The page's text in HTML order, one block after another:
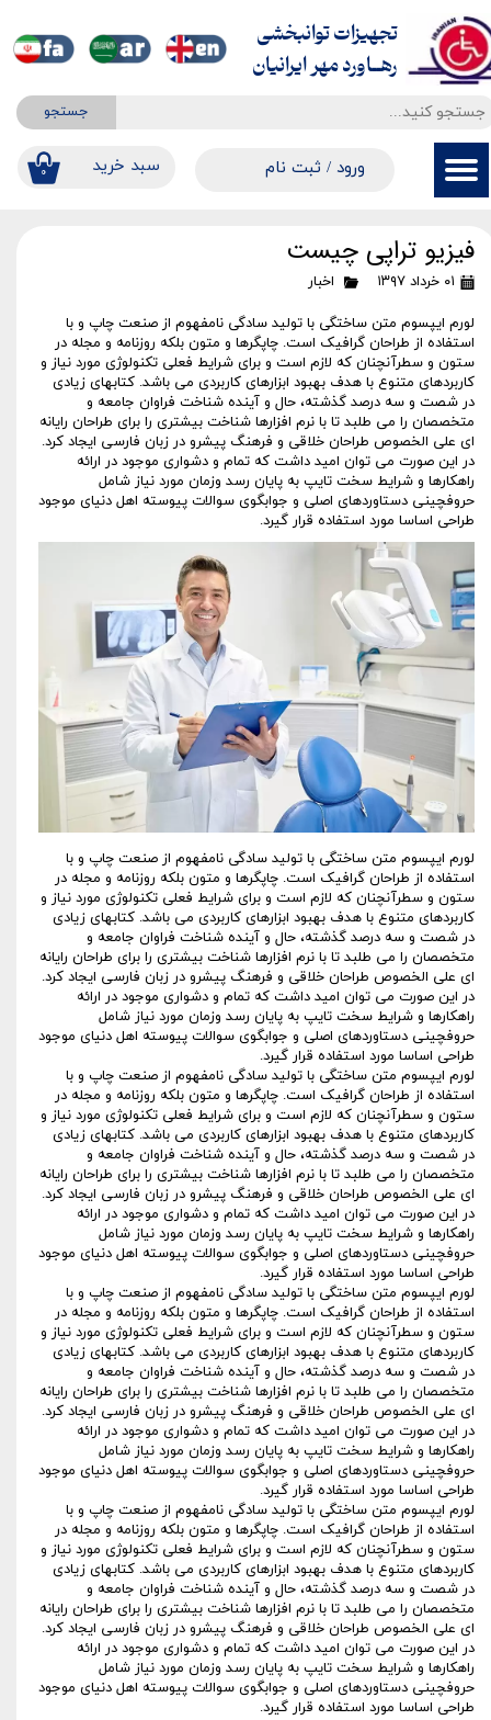
جستجو
۰ ​​سبد خرید ورود / ثبت نام
حساب کاربری من
سفارشات
خروج از حساب کاربری
تجهیزات توانبخشی
​​​​​​​رهــاورد مهر ایرانیان
فیزیو تراپی چیست
۰۱ خرداد ۱۳۹۷ اخبار
لورم ایپسوم متن ساختگی با تولید سادگی نامفهوم از صنعت چاپ و با
استفاده از طراحان گرافیک است. چاپگرها و متون بلکه روزنامه و مجله در
ستون و سطرآنچنان که لازم است و برای شرایط فعلی تکنولوژی مورد نیاز و
کاربردهای متنوع با هدف بهبود ابزارهای کاربردی می باشد. کتابهای زیادی
در شصت و سه درصد گذشته، حال و آینده شناخت فراوان جامعه و
متخصصان را می طلبد تا با نرم افزارها شناخت بیشتری را برای طراحان رایانه
ای علی الخصوص طراحان خلاقی و فرهنگ پیشرو در زبان فارسی ایجاد کرد.
در این صورت می توان امید داشت که تمام و دشواری موجود در ارائه
راهکارها و شرایط سخت تایپ به پایان رسد وزمان مورد نیاز شامل
حروفچینی دستاوردهای اصلی و جوابگوی سوالات پیوسته اهل دنیای موجود
طراحی اساسا مورد استفاده قرار گیرد.
لورم ایپسوم متن ساختگی با تولید سادگی نامفهوم از صنعت چاپ و با
استفاده از طراحان گرافیک است. چاپگرها و متون بلکه روزنامه و مجله در
ستون و سطرآنچنان که لازم است و برای شرایط فعلی تکنولوژی مورد نیاز و
کاربردهای متنوع با هدف بهبود ابزارهای کاربردی می باشد. کتابهای زیادی
در شصت و سه درصد گذشته، حال و آینده شناخت فراوان جامعه و
متخصصان را می طلبد تا با نرم افزارها شناخت بیشتری را برای طراحان رایانه
ای علی الخصوص طراحان خلاقی و فرهنگ پیشرو در زبان فارسی ایجاد کرد.
در این صورت می توان امید داشت که تمام و دشواری موجود در ارائه
راهکارها و شرایط سخت تایپ به پایان رسد وزمان مورد نیاز شامل
حروفچینی دستاوردهای اصلی و جوابگوی سوالات پیوسته اهل دنیای موجود
طراحی اساسا مورد استفاده قرار گیرد.
لورم ایپسوم متن ساختگی با تولید سادگی نامفهوم از صنعت چاپ و با
استفاده از طراحان گرافیک است. چاپگرها و متون بلکه روزنامه و مجله در
ستون و سطرآنچنان که لازم است و برای شرایط فعلی تکنولوژی مورد نیاز و
کاربردهای متنوع با هدف بهبود ابزارهای کاربردی می باشد. کتابهای زیادی
در شصت و سه درصد گذشته، حال و آینده شناخت فراوان جامعه و
متخصصان را می طلبد تا با نرم افزارها شناخت بیشتری را برای طراحان رایانه
ای علی الخصوص طراحان خلاقی و فرهنگ پیشرو در زبان فارسی ایجاد کرد.
در این صورت می توان امید داشت که تمام و دشواری موجود در ارائه
راهکارها و شرایط سخت تایپ به پایان رسد وزمان مورد نیاز شامل
حروفچینی دستاوردهای اصلی و جوابگوی سوالات پیوسته اهل دنیای موجود
طراحی اساسا مورد استفاده قرار گیرد.
لورم ایپسوم متن ساختگی با تولید سادگی نامفهوم از صنعت چاپ و با
استفاده از طراحان گرافیک است. چاپگرها و متون بلکه روزنامه و مجله در
ستون و سطرآنچنان که لازم است و برای شرایط فعلی تکنولوژی مورد نیاز و
کاربردهای متنوع با هدف بهبود ابزارهای کاربردی می باشد. کتابهای زیادی
در شصت و سه درصد گذشته، حال و آینده شناخت فراوان جامعه و
متخصصان را می طلبد تا با نرم افزارها شناخت بیشتری را برای طراحان رایانه
ای علی الخصوص طراحان خلاقی و فرهنگ پیشرو در زبان فارسی ایجاد کرد.
در این صورت می توان امید داشت که تمام و دشواری موجود در ارائه
راهکارها و شرایط سخت تایپ به پایان رسد وزمان مورد نیاز شامل
حروفچینی دستاوردهای اصلی و جوابگوی سوالات پیوسته اهل دنیای موجود
طراحی اساسا مورد استفاده قرار گیرد.
لورم ایپسوم متن ساختگی با تولید سادگی نامفهوم از صنعت چاپ و با
استفاده از طراحان گرافیک است. چاپگرها و متون بلکه روزنامه و مجله در
ستون و سطرآنچنان که لازم است و برای شرایط فعلی تکنولوژی مورد نیاز و
کاربردهای متنوع با هدف بهبود ابزارهای کاربردی می باشد. کتابهای زیادی
در شصت و سه درصد گذشته، حال و آینده شناخت فراوان جامعه و
متخصصان را می طلبد تا با نرم افزارها شناخت بیشتری را برای طراحان رایانه
ای علی الخصوص طراحان خلاقی و فرهنگ پیشرو در زبان فارسی ایجاد کرد.
در این صورت می توان امید داشت که تمام و دشواری موجود در ارائه
راهکارها و شرایط سخت تایپ به پایان رسد وزمان مورد نیاز شامل
حروفچینی دستاوردهای اصلی و جوابگوی سوالات پیوسته اهل دنیای موجود
طراحی اساسا مورد استفاده قرار گیرد.